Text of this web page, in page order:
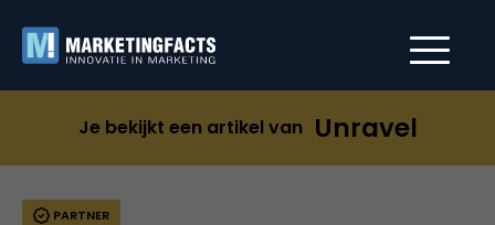
Je bekijkt een artikel van Unravel
PARTNER